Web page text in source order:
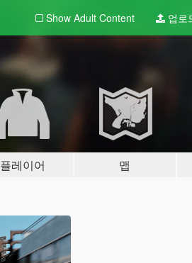
Show Adult Content 업로
플레이어 맵